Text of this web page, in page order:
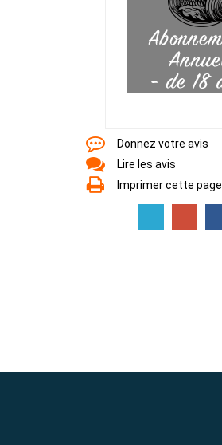
Donnez votre avis
Lire les avis
Imprimer cette page